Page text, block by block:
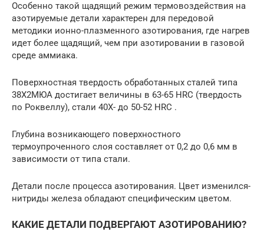
Особенно такой щадящий режим термовоздействия на
азотируемые детали характерен для передовой
методики ионно-плазменного азотирования, где нагрев
идет более щадящий, чем при азотировании в газовой
среде аммиака.
Поверхностная твердость обработанных сталей типа
38Х2МЮА достигает величины в 63-65 HRC (твердость
по Роквеллу), стали 40Х- до 50-52 HRC .
Глубина возникающего поверхностного
термоупроченного слоя составляет от 0,2 до 0,6 мм в
зависимости от типа стали.
Детали после процесса азотирования. Цвет изменился-
нитриды железа обладают специфическим цветом.
КАКИЕ ДЕТАЛИ ПОДВЕРГАЮТ АЗОТИРОВАНИЮ?